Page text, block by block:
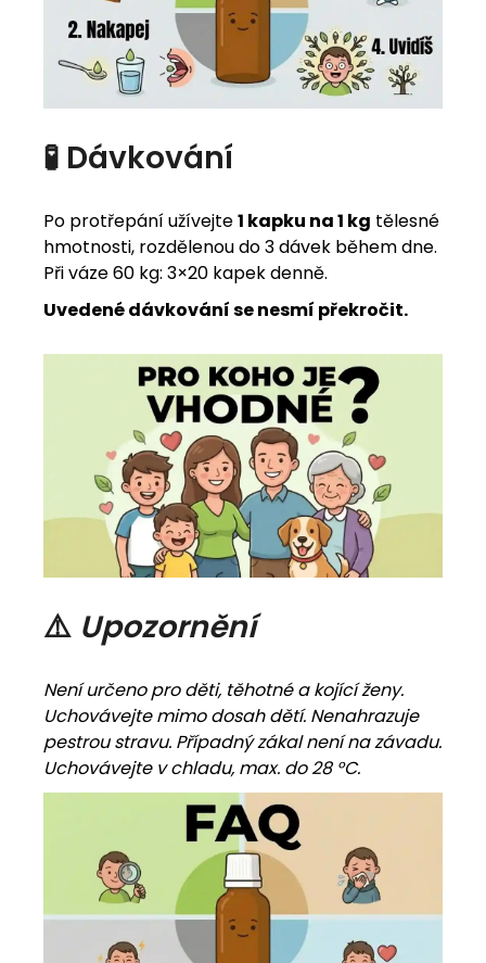
🧪 Dávkování
Po protřepání užívejte1 kapku na 1 kg tělesné
hmotnosti, rozdělenou do 3 dávek během dne.
Při váze 60 kg: 3×20 kapek denně.
Uvedené dávkování se nesmí překročit.
⚠️ Upozornění
Není určeno pro děti, těhotné a kojící ženy.
Uchovávejte mimo dosah dětí. Nenahrazuje
pestrou stravu. Případný zákal není na závadu.
Uchovávejte v chladu, max. do 28 °C.